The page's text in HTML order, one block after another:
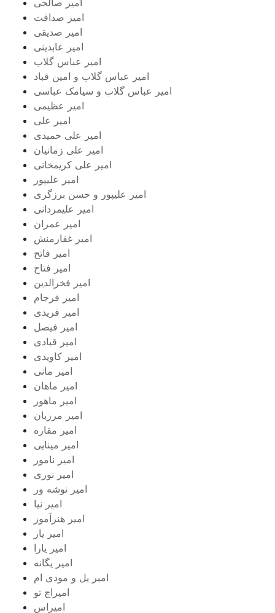
امیر صداقت
امیر صدیقی
امیر عابدینی
امیر عباس گلاب
امیر عباس گلاب و امین قباد
امیر عباس گلاب و سیامک عباسی
امیر عظیمی
امیر علی
امیر علی حمیدی
امیر علی زمانیان
امیر علی کریمخانی
امیر علیپور
امیر علیپور و حسن برزگری
امیر علیمردانی
امیر عمران
امیر غفارمنش
امیر فاتح
امیر فتاح
امیر فخرالدین
امیر فرجام
امیر فریدی
امیر فیصل
امیر قبادی
امیر کاویدی
امیر مانی
امیر ماهان
امیر ماهور
امیر مرزبان
امیر مقاره
امیر مینایی
امیر نامور
امیر نوری
امیر نوشه ور
امیر نیا
امیر هنرآموز
امیر یار
امیر یارا
امیر یگانه
امیر یل و مودی ام
امیراچ تو
امیراس